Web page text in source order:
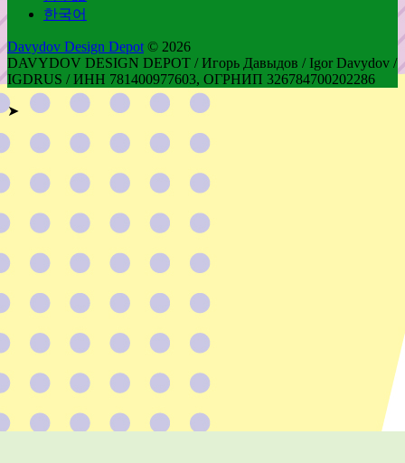
한국어
Davydov Design Depot © 2026
DAVYDOV DESIGN DEPOT / Игорь Давыдов / Igor Davydov /
IGDRUS / ИНН 781400977603, ОГРНИП 326784700202286
➤